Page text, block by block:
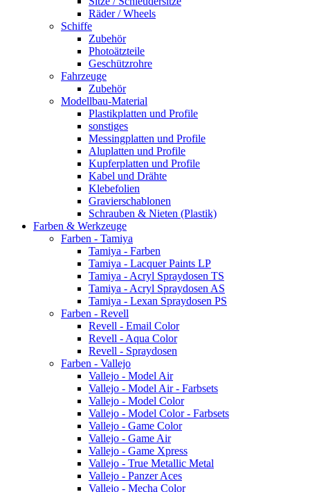
Räder / Wheels
Schiffe
Zubehör
Photoätzteile
Geschützrohre
Fahrzeuge
Zubehör
Modellbau-Material
Plastikplatten und Profile
sonstiges
Messingplatten und Profile
Aluplatten und Profile
Kupferplatten und Profile
Kabel und Drähte
Klebefolien
Gravierschablonen
Schrauben & Nieten (Plastik)
Farben & Werkzeuge
Farben - Tamiya
Tamiya - Farben
Tamiya - Lacquer Paints LP
Tamiya - Acryl Spraydosen TS
Tamiya - Acryl Spraydosen AS
Tamiya - Lexan Spraydosen PS
Farben - Revell
Revell - Email Color
Revell - Aqua Color
Revell - Spraydosen
Farben - Vallejo
Vallejo - Model Air
Vallejo - Model Air - Farbsets
Vallejo - Model Color
Vallejo - Model Color - Farbsets
Vallejo - Game Color
Vallejo - Game Air
Vallejo - Game Xpress
Vallejo - True Metallic Metal
Vallejo - Panzer Aces
Vallejo - Mecha Color